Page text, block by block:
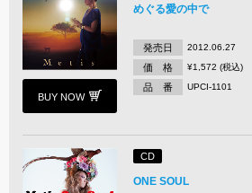
BUY NOW
めぐる愛の中で
発売日 2012.06.27
価 格 ¥1,572 (税込)
品 番 UPCI-1101
CD
ONE SOUL